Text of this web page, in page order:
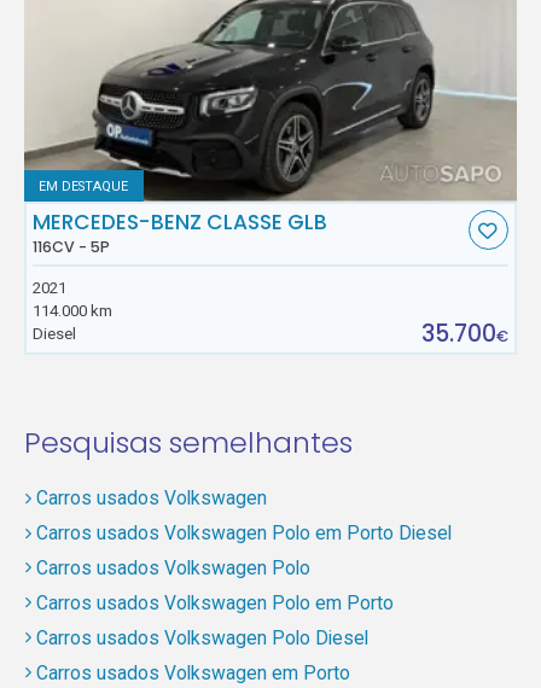
EM DESTAQUE
MERCEDES-BENZ CLASSE GLB
116CV - 5P
2021
114.000 km
Diesel
35.700€
Pesquisas semelhantes
Carros usados Volkswagen
Carros usados Volkswagen Polo em Porto Diesel
Carros usados Volkswagen Polo
Carros usados Volkswagen Polo em Porto
Carros usados Volkswagen Polo Diesel
Carros usados Volkswagen em Porto